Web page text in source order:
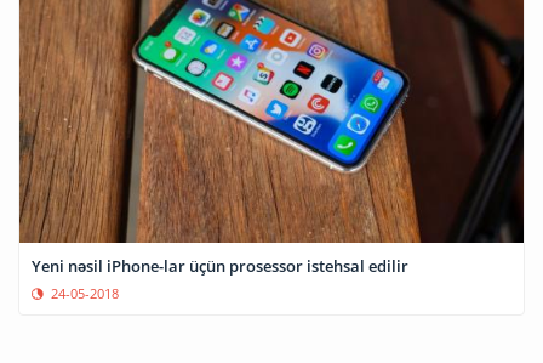
Yeni nəsil iPhone-lar üçün prosessor istehsal edilir
24-05-2018